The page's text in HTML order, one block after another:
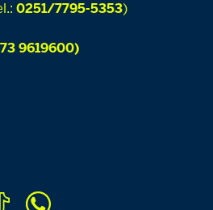
0251/7795-5353)
9619600)